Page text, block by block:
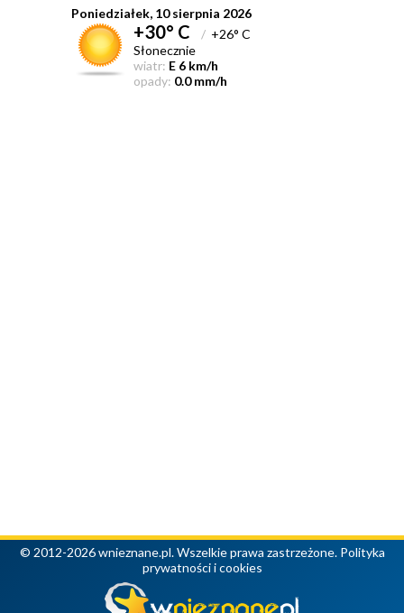
Poniedziałek, 10 sierpnia 2026
+30° C /+26° C
Słonecznie
wiatr: E 6 km/h
opady: 0.0 mm/h
© 2012-2026 wnieznane.pl. Wszelkie prawa zastrzeżone. Polityka
prywatności i cookies